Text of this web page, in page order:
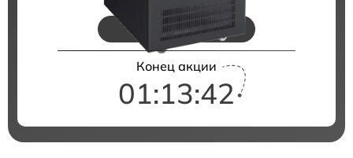
Цены на ремонт
Конец акции
01:13:41